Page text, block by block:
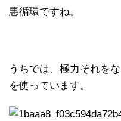
悪循環ですね。
うちでは、極力それを
を使っています。